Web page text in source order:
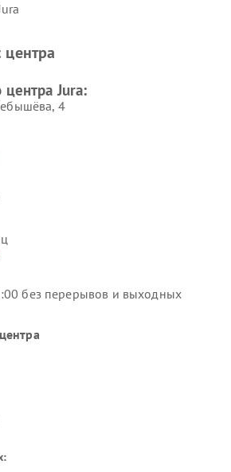
центра
центра Jura:
4
без перерывов и выходных